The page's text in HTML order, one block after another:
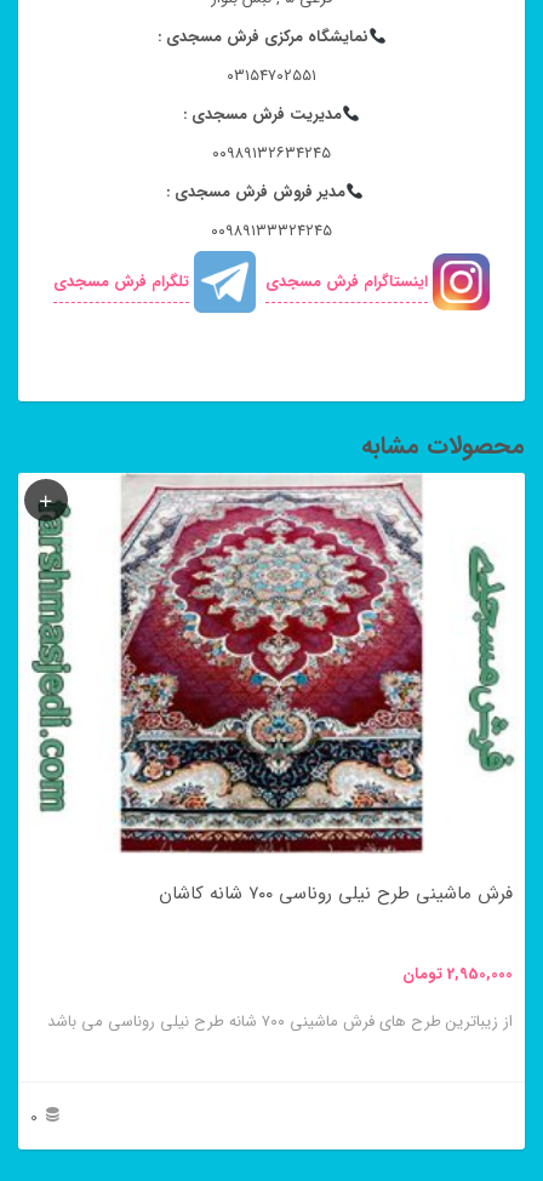
نمایشگاه مرکزی فرش مسجدی :
۰۳۱۵۴۷۰۲۵۵۱
مدیریت فرش مسجدی :
۰۰۹۸۹۱۳۲۶۳۴۲۴۵
مدیر فروش فرش مسجدی :
۰۰۹۸۹۱۳۳۳۲۴۲۴۵
اینستاگرام فرش مسجدی
تلگرام فرش مسجدی
محصولات مشابه
فرش ماشینی طرح نیلی روناسی ۷۰۰ شانه کاشان
2,950,000تومان
از زیباترین طرح های فرش ماشینی ۷۰۰ شانه طرح نیلی روناسی می باشد
0